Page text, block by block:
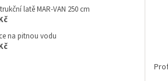
latě MAR-VAN 250 cm
na pitnou vodu